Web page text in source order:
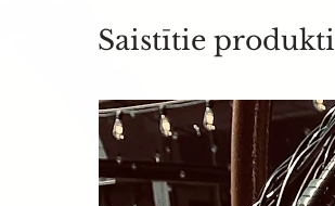
Saistītie produkti